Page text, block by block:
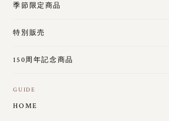
季節限定商品
特別販売
150周年記念商品
GUIDE
HOME